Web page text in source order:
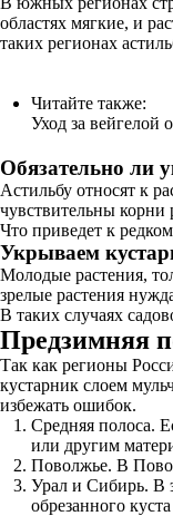
областях мягкие, и
таких регионах
Читайте также:
Уход за вейгелой
Обязательно ли
Астильбу относят к
чувствительны корни
Что приведет к
Укрываем
Молодые растения,
зрелые растения
В таких случаях
Предзимняя
Так как регионы
кустарник слоем
избежать ошибок.
Средняя полоса.
или другим
Поволжье. В
Урал и Сибирь. В
обрезанного